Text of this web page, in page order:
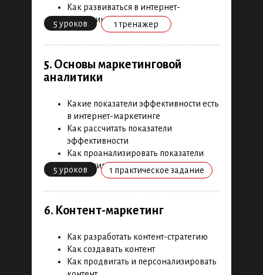
Как разработать контент-стратегию
Как создавать контент
Как продвигать и персонализировать
6. Контент-маркетинг
Какие показатели эффективности есть
в интернет-маркетинге
Как рассчитать показатели
эффективности
Как проанализировать показатели
эффективности
5. Основы маркетинговой
аналитики
5 уроков 1 практическое задание
Как развиваться в интернет-
маркетинге
5 уроков 1 тренажер
Как бизнес использует метрики
Как определить ключевые
показатели эффективности
unit-экономики
3. Экономика продукта
2 практических задания
Как проводить продуктовые
исследования
Как анализировать конкурентов
Как проводить Customer Development
21 урок 1 бизнес-кейс